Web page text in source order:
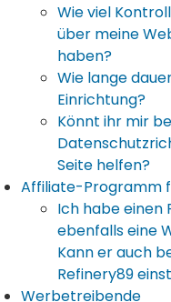
Wie viel
über meine
haben?
Wie lange
Einrichtung?
Könnt ihr mir
Seite helfen?
Affiliate-Programm
Ich habe einen
ebenfalls eine
Kann er auch
Refinery89
Werbetreibende